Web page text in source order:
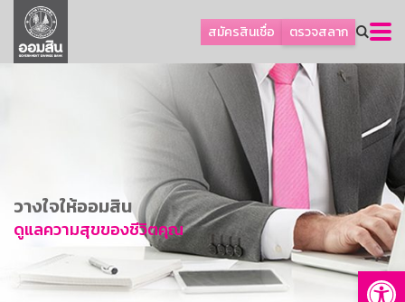
สมัครสินเชื่อ ตรวจสลาก
ลูกค้าธุรกิจ
ลูกค้าผู้ประกอบรายย่อย
การพัฒนาที่ยั่งยืน
ข่าวสาร
บริการทางการเงิน
อื่นๆ
วางใจให้ออมสิน
ดูแลความสุขของชีวิตคุณ